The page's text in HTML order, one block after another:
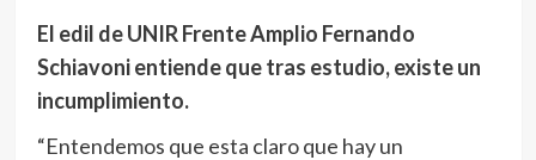
El edil de UNIR Frente Amplio Fernando
Schiavoni entiende que tras estudio, existe un
incumplimiento.
“Entendemos que esta claro que hay un